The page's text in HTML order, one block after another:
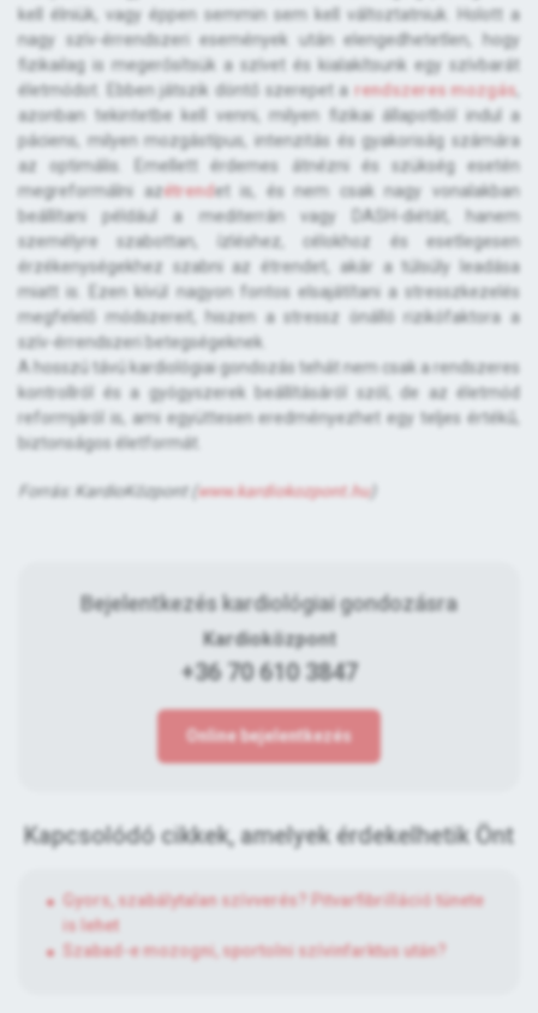
kell élniük, vagy éppen semmin sem kell változtatniuk. Holott a
nagy szív-érrendszeri események után elengedhetetlen, hogy
fizikailag is megerősítsük a szívet és kialakítsunk egy szívbarát
életmódot. Ebben játszik döntő szerepet a rendszeres mozgás
azonban tekintetbe kell venni, milyen fizikai állapotból indul a
páciens, milyen mozgástípus, intenzitás és gyakoriság számára
az optimális. Emellett érdemes átnézni és szükség esetén
megreformálni azétrendet is, és nem csak nagy vonalakban
beállítani például a mediterrán vagy DASH-diétát, hanem
személyre szabottan, ízléshez, célokhoz és esetlegesen
érzékenységekhez szabni az étrendet, akár a túlsúly leadása
miatt is. Ezen kívül nagyon fontos elsajátítani a stresszkezelés
megfelelő módszereit, hiszen a stressz önálló rizikófaktora a
szív-érrendszeri betegségeknek.
A hosszú távú kardiológiai gondozás tehát nem csak a rendszeres
kontrollról és a gyógyszerek beállításáról szól, de az életmód
reformjáról is, ami együttesen eredményezhet egy teljes értékű,
biztonságos életformát.
Forrás: KardioKözpont ( www.kardiokozpont.hu)
Bejelentkezés kardiológiai gondozásra
Kardioközpont
+36 70 610 3847
Online bejelentkezés
Kapcsolódó cikkek, amelyek érdekelhetik Önt
Gyors, szabálytalan szívverés? Pitvarfibrilláció tünete
is lehet
Szabad-e mozogni, sportolni szívinfarktus után?